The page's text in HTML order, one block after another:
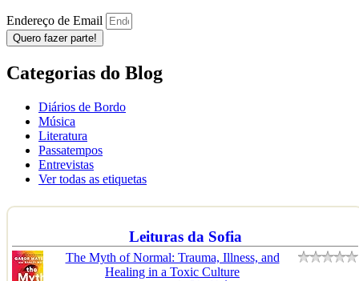
Endereço de Email
Quero fazer parte!
Categorias do Blog
Diários de Bordo
Música
Literatura
Passatempos
Entrevistas
Ver todas as etiquetas
Leituras da Sofia
The Myth of Normal: Trauma, Illness, and
Healing in a Toxic Culture